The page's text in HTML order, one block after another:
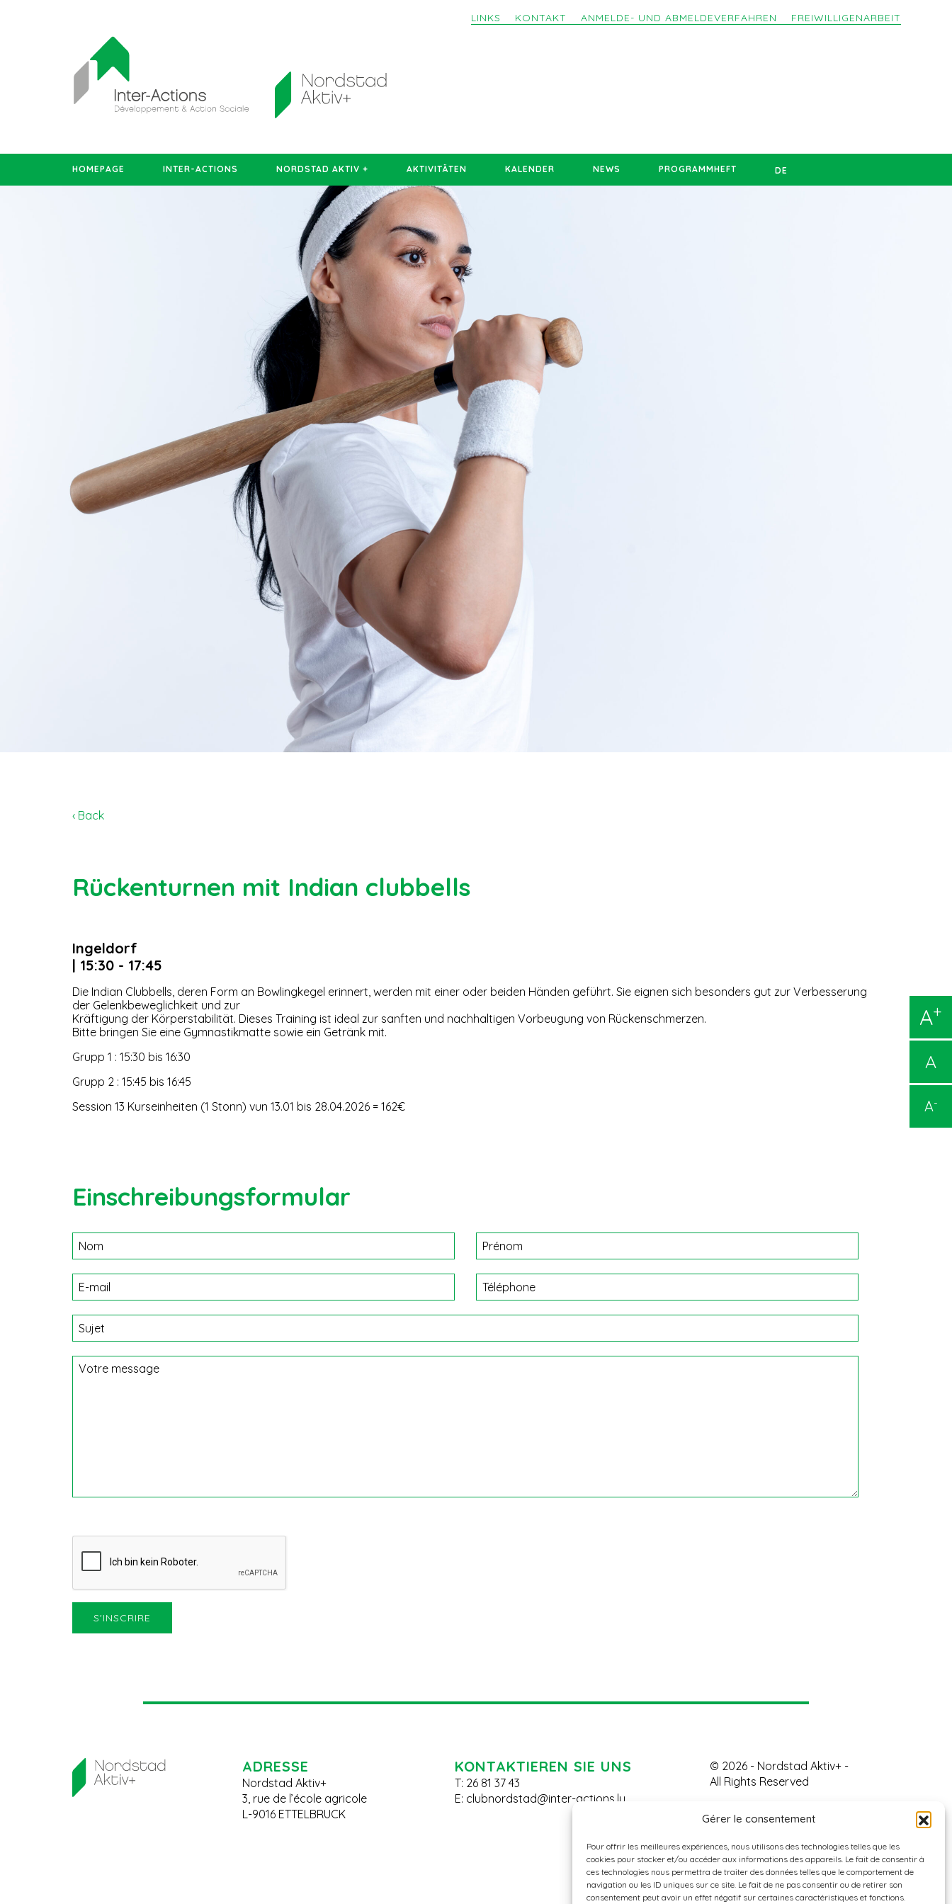
Gérer le consentement
Pour offrir les meilleures expériences, nous utilisons des technologies telles que les
cookies pour stocker et/ou accéder aux informations des appareils. Le fait de consentir à
ces technologies nous permettra de traiter des données telles que le comportement de
navigation ou les ID uniques sur ce site. Le fait de ne pas consentir ou de retirer son
consentement peut avoir un effet négatif sur certaines caractéristiques et fonctions.
LINKS KONTAKT ANMELDE- UND ABMELDEVERFAHREN FREIWILLIGENARBEIT
HOMEPAGE INTER-ACTIONS NORDSTAD AKTIV + AKTIVITÄTEN KALENDER NEWS PROGRAMMHEFT DE
A+
A
A-
‹ Back
Rückenturnen mit Indian clubbells
Ingeldorf
| 15:30 - 17:45
Die Indian Clubbells, deren Form an Bowlingkegel erinnert, werden mit einer oder beiden Händen geführt. Sie eignen sich besonders gut zur Verbesserung
der Gelenkbeweglichkeit und zur
Kräftigung der Körperstabilität. Dieses Training ist ideal zur sanften und nachhaltigen Vorbeugung von Rückenschmerzen.
Bitte bringen Sie eine Gymnastikmatte sowie ein Getränk mit.
Grupp 1 : 15:30 bis 16:30
Grupp 2 : 15:45 bis 16:45
Session 13 Kurseinheiten (1 Stonn) vun 13.01 bis 28.04.2026 = 162€
Einschreibungsformular
ADRESSE
Nordstad Aktiv+
3, rue de l’école agricole
L-9016 ETTELBRUCK
KONTAKTIEREN SIE UNS
T: 26 81 37 43
E: clubnordstad@inter-actions.lu
© 2026 - Nordstad Aktiv+ -
All Rights Reserved